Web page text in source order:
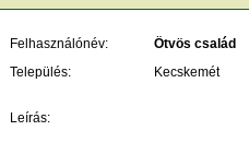
Felhasználónév:
Ötvös család
Település:
Kecskemét
Leírás: